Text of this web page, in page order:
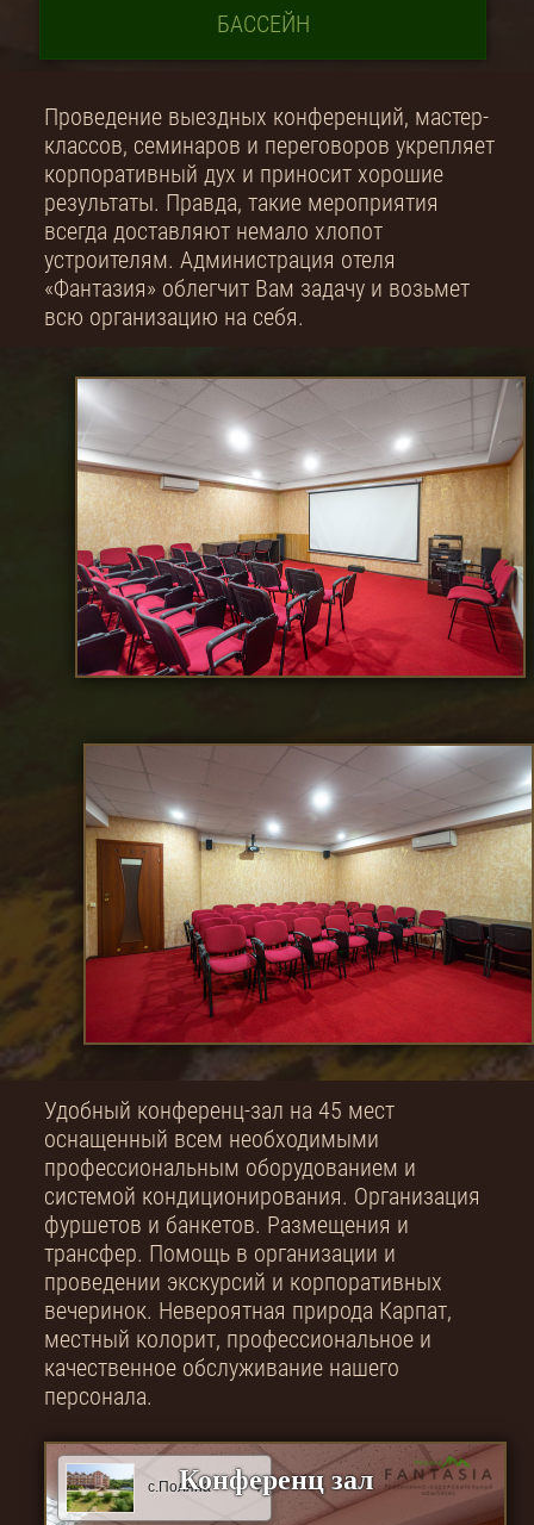
БАССЕЙН
Проведение выездных конференций, мастер-
классов, семинаров и переговоров укрепляет
корпоративный дух и приносит хорошие
результаты. Правда, такие мероприятия
всегда доставляют немало хлопот
устроителям. Администрация отеля
«Фантазия» облегчит Вам задачу и возьмет
всю организацию на себя.
Удобный конференц-зал на 45 мест
оснащенный всем необходимыми
профессиональным оборудованием и
системой кондиционирования. Организация
фуршетов и банкетов. Размещения и
трансфер. Помощь в организации и
проведении экскурсий и корпоративных
вечеринок. Невероятная природа Карпат,
местный колорит, профессиональное и
качественное обслуживание нашего
персонала.